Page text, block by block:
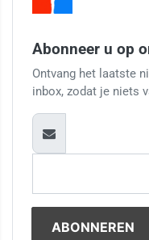
Abonneer u op
Ontvang het laatste
inbox, zodat je niets